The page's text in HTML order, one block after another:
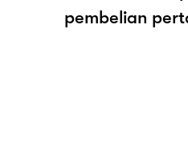
pembelian